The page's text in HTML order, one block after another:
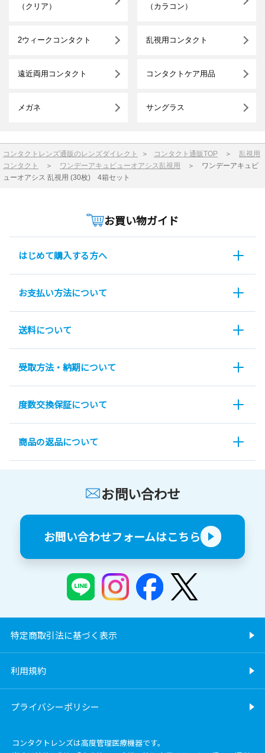
（クリア）
（カラコン）
2ウィークコンタクト 乱視用コンタクト
遠近両用コンタクト コンタクトケア用品
メガネ サングラス
コンタクトレンズ通販のレンズダイレクト ＞ コンタクト通販TOP ＞ 乱視用
コンタクト
＞ ワンデーアキュビューオアシス乱視用 ＞ ワンデーアキュビ
ューオアシス 乱視用 (30枚) 4箱セット
お買い物ガイド
はじめて購入する方へ
お支払い方法について
送料について
受取方法・納期について
度数交換保証について
商品の返品について
お問い合わせ
お問い合わせフォームはこちら
特定商取引法に基づく表示
利用規約
プライバシーポリシー
コンタクトレンズは高度管理医療機器です。